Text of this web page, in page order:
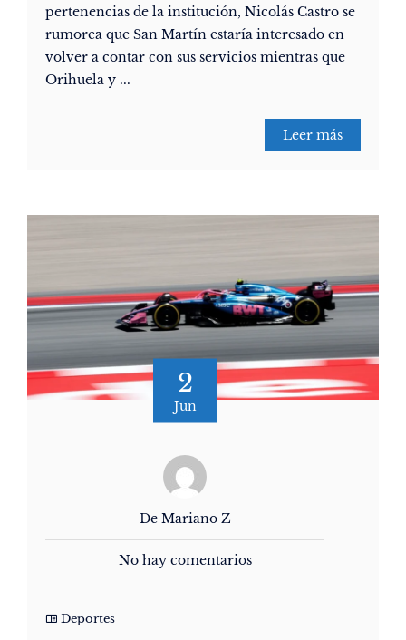
pertenencias de la institución, Nicolás Castro se
rumorea que San Martín estaría interesado en
volver a contar con sus servicios mientras que
Orihuela y ...
Leer más
2
Jun
De Mariano Z
No hay comentarios
Deportes